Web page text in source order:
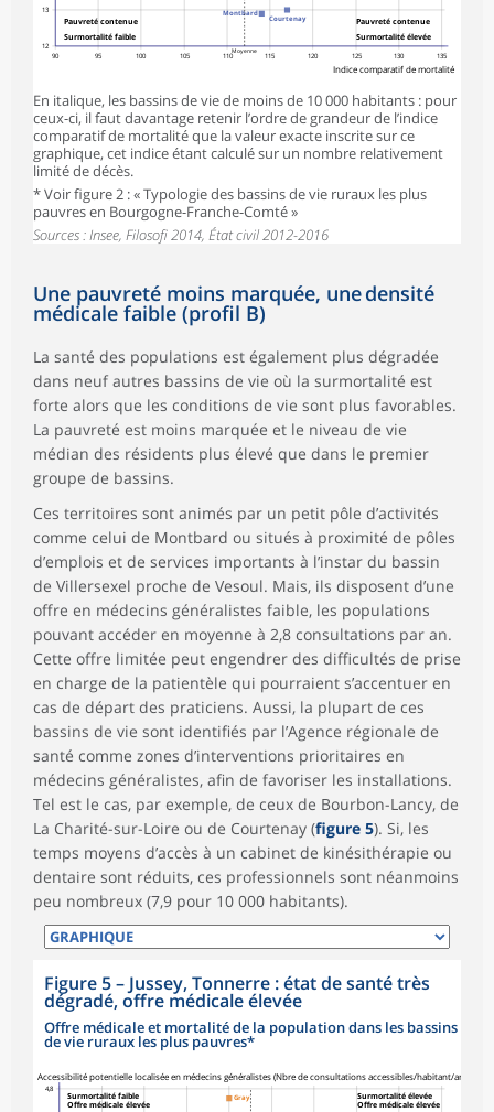
12
13
90 95 100 105 110 115 120 125 130 135
Indice comparatif de mortalité
Montbard
Courtenay
Pauvreté contenue
Surmortalité faible
Pauvreté contenue
Surmortalité élevée
Moyenne
En italique, les bassins de vie de moins de 10 000 habitants : pour
ceux-ci, il faut davantage retenir l’ordre de grandeur de l’indice
comparatif de mortalité que la valeur exacte inscrite sur ce
graphique, cet indice étant calculé sur un nombre relativement
limité de décès.
* Voir figure 2 : « Typologie des bassins de vie ruraux les plus
pauvres en Bourgogne-Franche-Comté »
Sources : Insee, Filosofi 2014, État civil 2012-2016
Une pauvreté moins marquée, une densité
médicale faible (profil B)
La santé des populations est également plus dégradée
dans neuf autres bassins de vie où la surmortalité est
forte alors que les conditions de vie sont plus favorables.
La pauvreté est moins marquée et le niveau de vie
médian des résidents plus élevé que dans le premier
groupe de bassins.
Ces territoires sont animés par un petit pôle d’activités
comme celui de Montbard ou situés à proximité de pôles
d’emplois et de services importants à l’instar du bassin
de Villersexel proche de Vesoul. Mais, ils disposent d’une
offre en médecins généralistes faible, les populations
pouvant accéder en moyenne à 2,8 consultations par an.
Cette offre limitée peut engendrer des difficultés de prise
en charge de la patientèle qui pourraient s’accentuer en
cas de départ des praticiens. Aussi, la plupart de ces
bassins de vie sont identifiés par l’Agence régionale de
santé comme zones d’interventions prioritaires en
médecins généralistes, afin de favoriser les installations.
Tel est le cas, par exemple, de ceux de Bourbon-Lancy, de
La Charité-sur-Loire ou de Courtenay (figure 5). Si, les
temps moyens d’accès à un cabinet de kinésithérapie ou
dentaire sont réduits, ces professionnels sont néanmoins
peu nombreux (7,9 pour 10 000 habitants).
Figure 5– Jussey, Tonnerre : état de santé très
dégradé, offre médicale élevée
Offre médicale et mortalité de la population dans les bassins
de vie ruraux les plus pauvres*
4,8
Accessibilité potentielle localisée en médecins généralistes (Nbre de consultations accessibles/habitant/an)
Gray
Surmortalité faible
Offre médicale élevée
Surmortalité élevée
Offre médicale élevée